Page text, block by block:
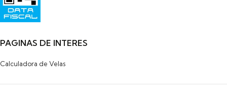
PAGINAS DE INTERES
Calculadora de Velas